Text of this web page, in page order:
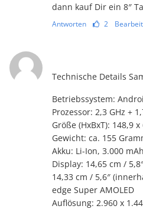
dann kauf Dir ein 8″
Antworten 2
Technische Details
Betriebssystem:
Prozessor: 2,3 GHz +
Größe (HxBxT): 148,9
Gewicht: ca. 155
Akku: Li-Ion, 3.000 mAh
Display: 14,65 cm /
14,33 cm / 5,6″
edge Super AMOLED
Auflösung: 2.960 x